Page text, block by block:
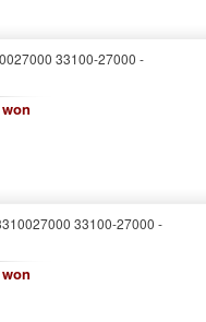
33100-27000 -
33100-27000 -